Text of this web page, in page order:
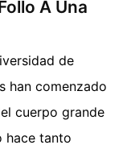
A Una
de
han comenzado
cuerpo grande
hace tanto